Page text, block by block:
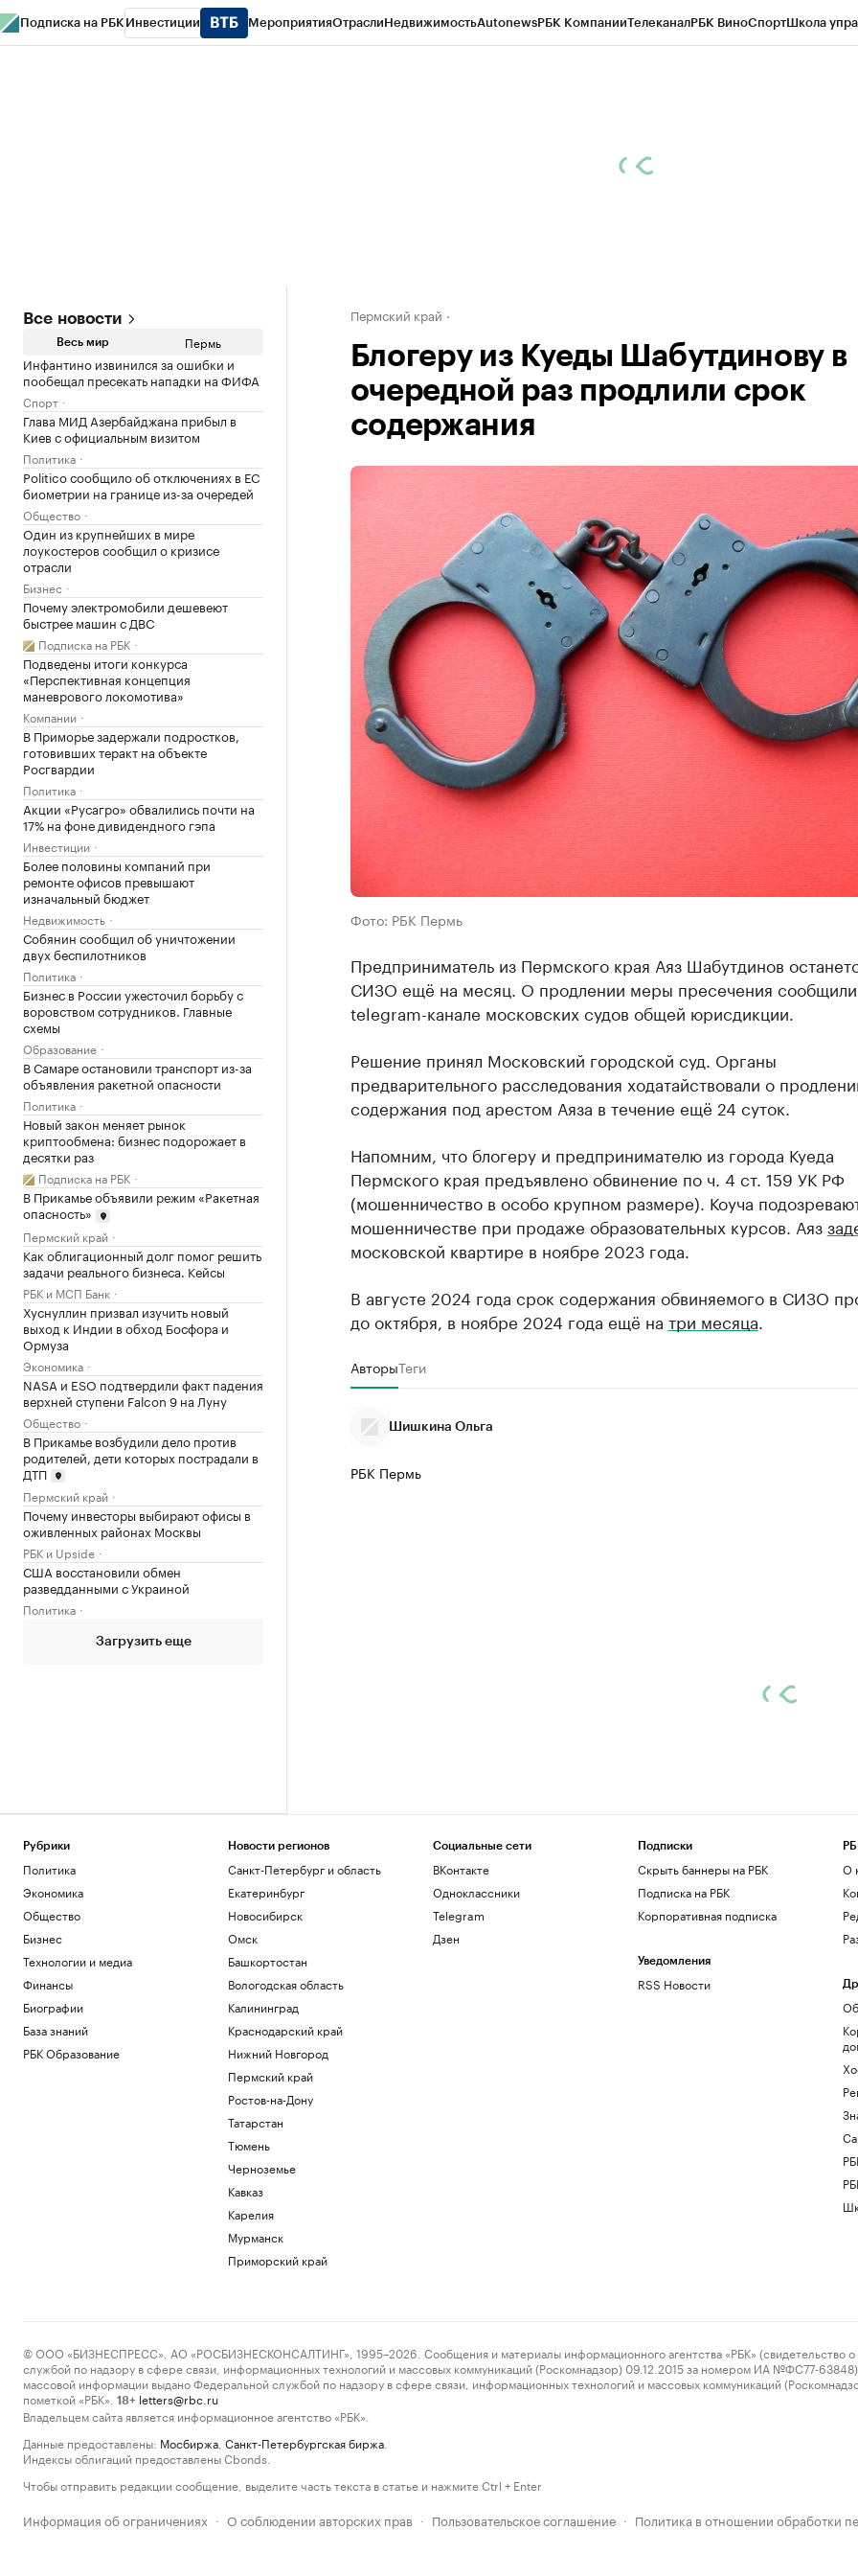
Подписка на РБК Инвестиции МероприятияОтраслиНедвижимостьAutonewsРБК КомпанииТелеканалРБК ВиноСпортШкола
Все новости
Весь мир Пермь
Инфантино извинился за ошибки и
пообещал пресекать нападки на ФИФА
Спорт
Глава МИД Азербайджана прибыл в
Киев с официальным визитом
Политика
Politico сообщило об отключениях в ЕС
биометрии на границе из-за очередей
Общество
Один из крупнейших в мире
лоукостеров сообщил о кризисе
отрасли
Бизнес
Почему электромобили дешевеют
быстрее машин с ДВС
Подписка на РБК
Подведены итоги конкурса
«Перспективная концепция
маневрового локомотива»
Компании
В Приморье задержали подростков,
готовивших теракт на объекте
Росгвардии
Политика
Акции «Русагро» обвалились почти на
17% на фоне дивидендного гэпа
Инвестиции
Более половины компаний при
ремонте офисов превышают
изначальный бюджет
Недвижимость
Собянин сообщил об уничтожении
двух беспилотников
Политика
Бизнес в России ужесточил борьбу с
воровством сотрудников. Главные
схемы
Образование
В Самаре остановили транспорт из-за
объявления ракетной опасности
Политика
Новый закон меняет рынок
криптообмена: бизнес подорожает в
десятки раз
Подписка на РБК
В Прикамье объявили режим «Ракетная
опасность»
Пермский край
Как облигационный долг помог решить
задачи реального бизнеса. Кейсы
РБК и МСП Банк
Хуснуллин призвал изучить новый
выход к Индии в обход Босфора и
Ормуза
Экономика
NASA и ESO подтвердили факт падения
верхней ступени Falcon 9 на Луну
Общество
В Прикамье возбудили дело против
родителей, дети которых пострадали в
ДТП
Пермский край
Почему инвесторы выбирают офисы в
оживленных районах Москвы
РБК и Upside
США восстановили обмен
разведданными с Украиной
Политика
Загрузить еще
Пермский край
Блогеру из Куеды Шабутдинову в
очередной раз продлили срок
содержания
Фото: РБК Пермь
Предприниматель из Пермского края Аяз Шабутдинов
СИЗО ещё на месяц. О продлении меры пресечения
telegram-канале московских судов общей юрисдикции.
Решение принял Московский городской суд. Органы
предварительного расследования ходатайствовали о
содержания под арестом Аяза в течение ещё 24 суток.
Напомним, что блогеру и предпринимателю из города Куеда
Пермского края предъявлено обвинение по ч. 4 ст. 159 УК РФ
(мошенничество в особо крупном размере). Коуча
мошенничестве при продаже образовательных курсов. Аяз
московской квартире в ноябре 2023 года.
В августе 2024 года срок содержания обвиняемого в СИЗО
до октября, в ноябре 2024 года ещё на три месяца
АвторыТеги
Шишкина Ольга
РБК Пермь
Рубрики
Политика
Экономика
Общество
Бизнес
Технологии и медиа
Финансы
Биографии
База знаний
РБК Образование
Новости регионов
Санкт-Петербург и область
Екатеринбург
Новосибирск
Омск
Башкортостан
Вологодская область
Калининград
Краснодарский край
Нижний Новгород
Пермский край
Ростов-на-Дону
Татарстан
Тюмень
Черноземье
Кавказ
Карелия
Мурманск
Приморский край
Социальные сети
ВКонтакте
Одноклассники
Telegram
Дзен
Подписки
Скрыть баннеры на РБК
Подписка на РБК
Корпоративная подписка
Уведомления
RSS Новости
О
© ООО «БИЗНЕСПРЕСС», АО «РОСБИЗНЕСКОНСАЛТИНГ», 1995–2026. Сообщения и материалы информационного агентства «РБК» (свидетельство о
службой по надзору в сфере связи, информационных технологий и массовых коммуникаций (Роскомнадзор) 09.12.2015 за номером ИА №ФС77-63848)
массовой информации выдано Федеральной службой по надзору в сфере связи, информационных технологий и массовых коммуникаций
пометкой «РБК».
18+ letters@rbc.ru
Владельцем сайта является информационное агентство «РБК».
Данные предоставлены: Мосбиржа Санкт-Петербургская биржа
Индексы облигаций предоставлены Cbonds.
Чтобы отправить редакции сообщение, выделите часть текста в статье и нажмите Ctrl + Enter
Информация об ограничениях · О соблюдении авторских прав · Пользовательское соглашение · Политика в отношении обработки